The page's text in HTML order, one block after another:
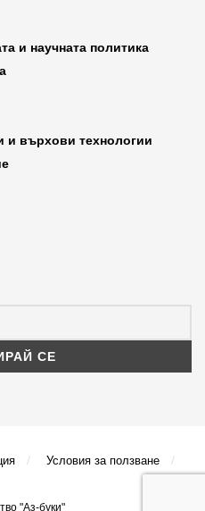
и научната политика
и върхови технологии
Условия за ползване
"Аз-буки"